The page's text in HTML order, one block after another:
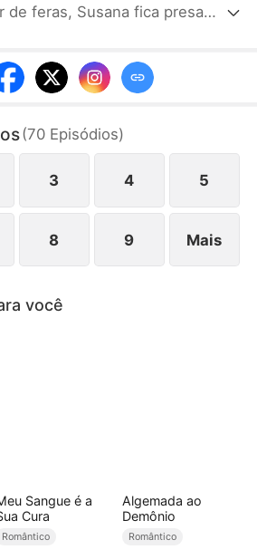
de feras, Susana fica presa
juntar pontos, mas o Lobo
o Alce enlouquece por
se rende a ela, e o Pirata
que a odiavam agora a cercam
nos conquistou e quer fugir? E
(70 Episódios)
3 4 5
8 9 Mais
você
Sangue é a
Cura
Romântico
Algemada ao
Demônio
Romântico